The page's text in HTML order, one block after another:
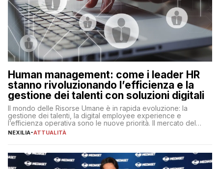
Human management: come i leader HR
stanno rivoluzionando l’efficienza e la
gestione dei talenti con soluzioni digitali
Il mondo delle Risorse Umane è in rapida evoluzione: la
gestione dei talenti, la digital employee experience e
l’efficienza operativa sono le nuove priorità. Il mercato del
lavoro, d’altra parte, è sempre più competitivo con una lotta
NEXILIA-ATTUALITÀ